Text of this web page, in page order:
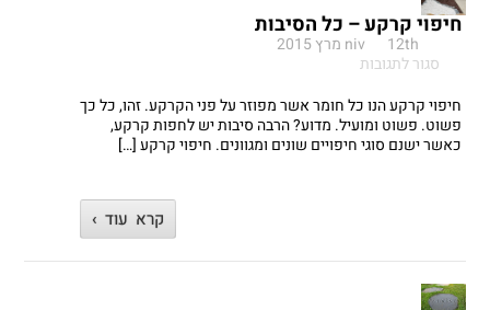
חיפוי קרקע – כל הסיבות
niv
12th מרץ 2015
סגור לתגובות
קרקע
–
כל
חיפוי קרקע הנו כל חומר אשר מפוזר על פני הקרקע. זהו, כל כך
פשוט. פשוט ומועיל. מדוע? הרבה סיבות יש לחפות קרקע,
כאשר ישנם סוגי חיפויים שונים ומגוונים. חיפוי קרקע […]
קרא עוד ›